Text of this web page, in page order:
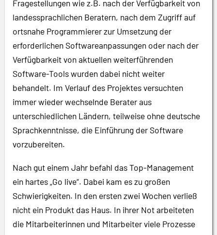
Fragestellungen wie z.B. nach der Verfügbarkeit von
landessprachlichen Beratern, nach dem Zugriff auf
ortsnahe Programmierer zur Umsetzung der
erforderlichen Softwareanpassungen oder nach der
Verfügbarkeit von aktuellen weiterführenden
Software-Tools wurden dabei nicht weiter
behandelt. Im Verlauf des Projektes versuchten
immer wieder wechselnde Berater aus
unterschiedlichen Ländern, teilweise ohne deutsche
Sprachkenntnisse, die Einführung der Software
vorzubereiten.
Nach gut einem Jahr befahl das Top-Management
ein hartes „Go live“. Dabei kam es zu großen
Schwierigkeiten. In den ersten zwei Wochen verließ
nicht ein Produkt das Haus. In ihrer Not arbeiteten
die Mitarbeiterinnen und Mitarbeiter viele Prozesse